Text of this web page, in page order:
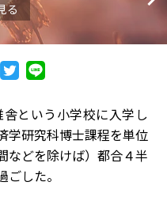
る
という小学校に入学し
学研究科博士課程を単位
などを除けば）都合４半
した。